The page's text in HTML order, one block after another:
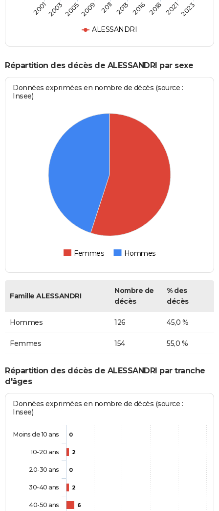
ALESSANDRI
2001200320052009 2011 2013 2016 2018 20212023
Répartition des décès de ALESSANDRI par sexe
Données exprimées en nombre de décès (source :
Insee)
Femmes Hommes
Famille ALESSANDRI
Nombre de
décès
% des
décès
Hommes 126 45,0 %
Femmes 154 55,0 %
Répartition des décès de ALESSANDRI par tranche
d'âges
Données exprimées en nombre de décès (source :
Insee)
0
2
0
2
6
Moins de 10 ans
10-20 ans
20-30 ans
30-40 ans
40-50 ans